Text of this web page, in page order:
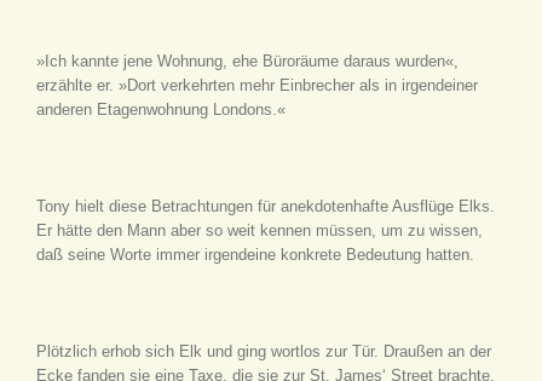
»Ich kannte jene Wohnung, ehe Büroräume daraus wurden«,
erzählte er. »Dort verkehrten mehr Einbrecher als in irgendeiner
anderen Etagenwohnung Londons.«
Tony hielt diese Betrachtungen für anekdotenhafte Ausflüge Elks.
Er hätte den Mann aber so weit kennen müssen, um zu wissen,
daß seine Worte immer irgendeine konkrete Bedeutung hatten.
Plötzlich erhob sich Elk und ging wortlos zur Tür. Draußen an der
Ecke fanden sie eine Taxe, die sie zur St. James‘ Street brachte.